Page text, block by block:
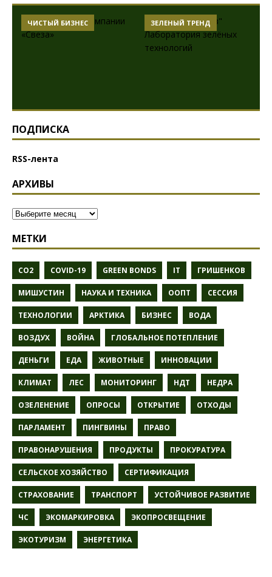
ЧИСТЫЙ БИЗНЕС ЗЕЛЕНЫЙ ТРЕНД
ПОДПИСКА
RSS-лента
АРХИВЫ
МЕТКИ
CO2 COVID-19 GREEN BONDS IT ГРИШЕНКОВ
МИШУСТИН НАУКА И ТЕХНИКА ООПТ СЕССИЯ
ТЕХНОЛОГИИ АРКТИКА БИЗНЕС ВОДА
ВОЗДУХ ВОЙНА ГЛОБАЛЬНОЕ ПОТЕПЛЕНИЕ
ДЕНЬГИ ЕДА ЖИВОТНЫЕ ИННОВАЦИИ
КЛИМАТ ЛЕС МОНИТОРИНГ НДТ НЕДРА
ОЗЕЛЕНЕНИЕ ОПРОСЫ ОТКРЫТИЕ ОТХОДЫ
ПАРЛАМЕНТ ПИНГВИНЫ ПРАВО
ПРАВОНАРУШЕНИЯ ПРОДУКТЫ ПРОКУРАТУРА
СЕЛЬСКОЕ ХОЗЯЙСТВО СЕРТИФИКАЦИЯ
СТРАХОВАНИЕ ТРАНСПОРТ УСТОЙЧИВОЕ РАЗВИТИЕ
ЧС ЭКОМАРКИРОВКА ЭКОПРОСВЕЩЕНИЕ
ЭКОТУРИЗМ ЭНЕРГЕТИКА